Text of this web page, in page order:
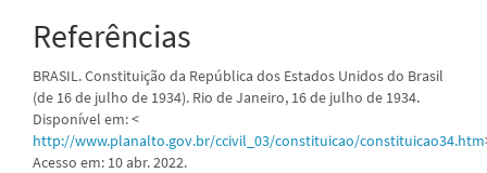
Referências
BRASIL. Constituição da República dos Estados Unidos do Brasil
(de 16 de julho de 1934). Rio de Janeiro, 16 de julho de 1934.
Disponível em: <
http://www.planalto.gov.br/ccivil_03/constituicao/constituicao34.htm
Acesso em: 10 abr. 2022.